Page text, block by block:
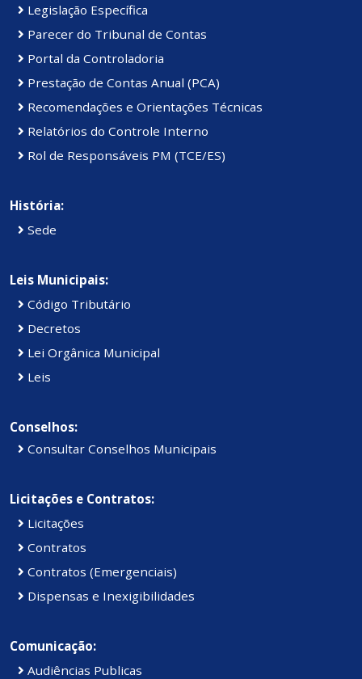
Legislação Específica
Parecer do Tribunal de Contas
Portal da Controladoria
Prestação de Contas Anual (PCA)
Recomendações e Orientações Técnicas
Relatórios do Controle Interno
Rol de Responsáveis PM (TCE/ES)
História:
Sede
Leis Municipais:
Código Tributário
Decretos
Lei Orgânica Municipal
Leis
Conselhos:
Consultar Conselhos Municipais
Licitações e Contratos:
Licitações
Contratos
Contratos (Emergenciais)
Dispensas e Inexigibilidades
Comunicação:
Audiências Publicas